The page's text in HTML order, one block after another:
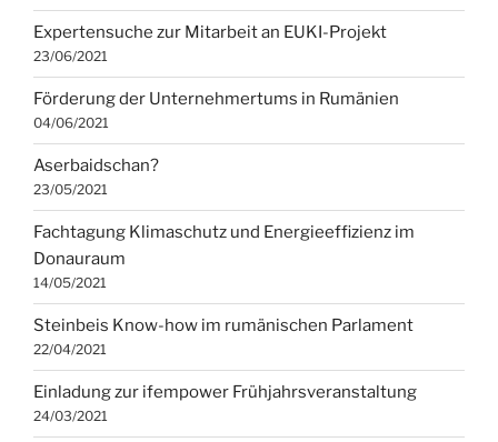
Expertensuche zur Mitarbeit an EUKI-Projekt
23/06/2021
Förderung der Unternehmertums in Rumänien
04/06/2021
Aserbaidschan?
23/05/2021
Fachtagung Klimaschutz und Energieeffizienz im
Donauraum
14/05/2021
Steinbeis Know-how im rumänischen Parlament
22/04/2021
Einladung zur ifempower Frühjahrsveranstaltung
24/03/2021